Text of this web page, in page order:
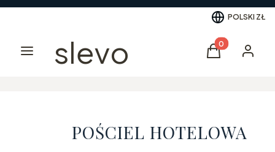
POLSKI ZŁ
Menu slevo Produkty w
Koszyk
POŚCIEL HOTELOWA